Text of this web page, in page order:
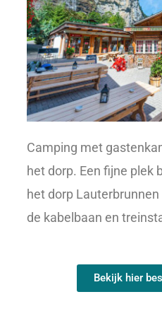
Camping met
het dorp. Een fijne plek
het dorp
de kabelbaan en
Bekijk hier